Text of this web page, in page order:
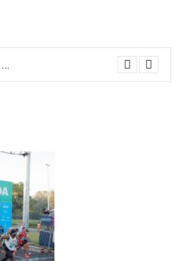
[Filmes] Lançamentos de agosto no Adrenalina Pura+ trazem ação e suspense